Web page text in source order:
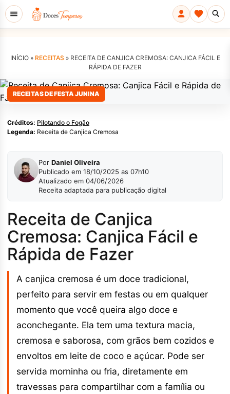
INÍCIO » RECEITAS » RECEITA DE CANJICA CREMOSA: CANJICA FÁCIL E
RÁPIDA DE FAZER
RECEITAS DE FESTA JUNINA
Pilotando o Fogão
Créditos: Pilotando o Fogão
Legenda: Receita de Canjica Cremosa
Por Daniel Oliveira
Publicado em 18/10/2025 as 07h10
Atualizado em 04/06/2026
Receita adaptada para publicação digital
Receita de Canjica
Cremosa: Canjica Fácil e
Rápida de Fazer
A canjica cremosa é um doce tradicional,
perfeito para servir em festas ou em qualquer
momento que você queira algo doce e
aconchegante. Ela tem uma textura macia,
cremosa e saborosa, com grãos bem cozidos e
envoltos em leite de coco e açúcar. Pode ser
servida morninha ou fria, diretamente em
travessas para compartilhar com a família ou